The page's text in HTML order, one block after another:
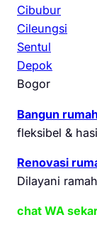
Cibubur
Cileungsi
Sentul
Depok
Bogor
Bangun
fleksibel &
Renovasi
Dilayani
chat WA